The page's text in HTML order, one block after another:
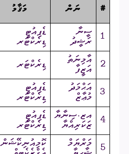
# ނަން މަޤާމު
1 ސީނާ
ރަޝީދު
ޑެޕިއުޓީ
ޑިރެކްޓަރ
2
އާމިނަތު
އަޒީފާ ޑިރެކްޓަރ
3 އަޙްމަދު
މުޢާޒް
ޑެޕިއުޓީ
ޑިރެކްޓަރ
4
އޒ.ސިނާޔާ
ޒަކަރިއްޔާ
ޑެޕިއުޓީ
ޑިރެކްޓަރ
5
މަރްޔަމް ކޮމިއުނިކޭޝަން